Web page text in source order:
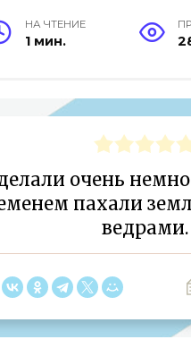
НА ЧТЕНИЕ
1 мин.
очень
пахали
ведрами.